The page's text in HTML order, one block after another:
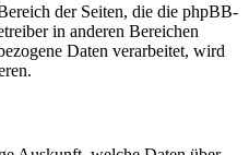
der Seiten, die die phpBB-
in anderen Bereichen
Daten verarbeitet, wird